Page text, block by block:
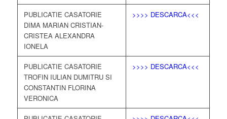
PUBLICATIE CASATORIE
DIMA MARIAN CRISTIAN-
CRISTEA ALEXANDRA
IONELA
>>>> DESCARCA<<<
PUBLICATIE CASATORIE
TROFIN IULIAN DUMITRU SI
CONSTANTIN FLORINA
VERONICA
>>>> DESCARCA<<<